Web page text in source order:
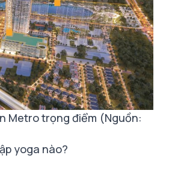
Metro trọng điểm (Nguồn:
yoga nào?